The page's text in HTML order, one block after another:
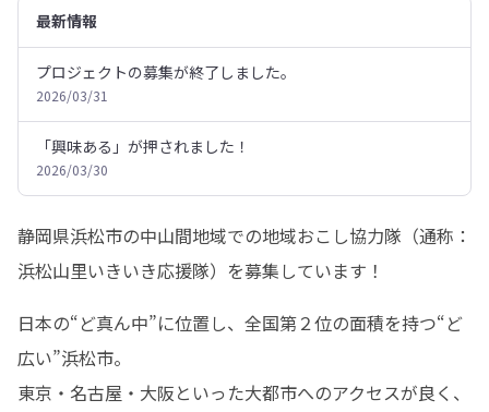
最新情報
プロジェクトの募集が終了しました。
2026/03/31
「興味ある」が押されました！
2026/03/30
静岡県浜松市の中山間地域での地域おこし協力隊（通称：
浜松山里いきいき応援隊）を募集しています！
日本の“ど真ん中”に位置し、全国第２位の面積を持つ“ど
広い”浜松市。
東京・名古屋・大阪といった大都市へのアクセスが良く、